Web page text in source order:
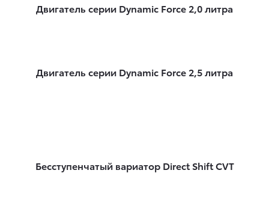
Двигатель серии Dynamic Force 2,0 литра
Двигатель серии Dynamic Force 2,5 литра
Бесступенчатый вариатор Direct Shift CVT